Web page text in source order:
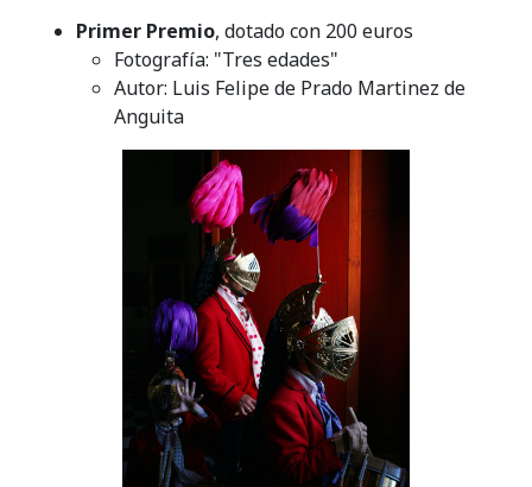
Primer Premio, dotado con 200 euros
Fotografía: "Tres edades"
Autor: Luis Felipe de Prado Martinez de
Anguita